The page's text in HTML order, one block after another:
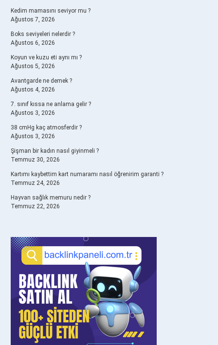
Kedim mamasını seviyor mu ?
Ağustos 7, 2026
Boks seviyeleri nelerdir ?
Ağustos 6, 2026
Koyun ve kuzu eti aynı mı ?
Ağustos 5, 2026
Avantgarde ne demek ?
Ağustos 4, 2026
7. sınıf kıssa ne anlama gelir ?
Ağustos 3, 2026
38 cmHg kaç atmosferdir ?
Ağustos 3, 2026
Şişman bir kadın nasıl giyinmeli ?
Temmuz 30, 2026
Kartımı kaybettim kart numaramı nasıl öğrenirim garanti ?
Temmuz 24, 2026
Hayvan sağlık memuru nedir ?
Temmuz 22, 2026